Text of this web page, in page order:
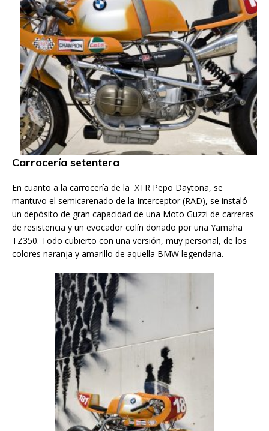
Carrocería setentera
En cuanto a la carrocería de la XTR Pepo Daytona, se
mantuvo el semicarenado de la Interceptor (RAD), se instaló
un depósito de gran capacidad de una Moto Guzzi de carreras
de resistencia y un evocador colín donado por una Yamaha
TZ350. Todo cubierto con una versión, muy personal, de los
colores naranja y amarillo de aquella BMW legendaria.